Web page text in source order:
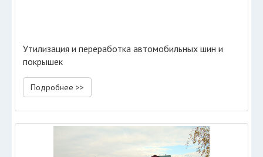
Утилизация и переработка автомобильных шин и
покрышек
Подробнее >>